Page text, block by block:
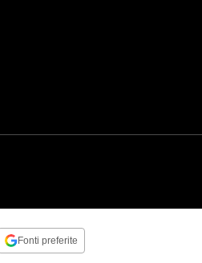
Fonti preferite